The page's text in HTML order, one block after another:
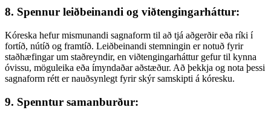
8. Spennur leiðbeinandi og viðtengingarháttur:
Kóreska hefur mismunandi sagnaform til að tjá aðgerðir eða ríki í
fortíð, nútíð og framtíð. Leiðbeinandi stemningin er notuð fyrir
staðhæfingar um staðreyndir, en viðtengingarháttur gefur til kynna
óvissu, möguleika eða ímyndaðar aðstæður. Að þekkja og nota þessi
sagnaform rétt er nauðsynlegt fyrir skýr samskipti á kóresku.
9. Spenntur samanburður: